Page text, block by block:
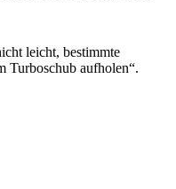
leicht, bestimmte
Turbo­schub aufholen“.